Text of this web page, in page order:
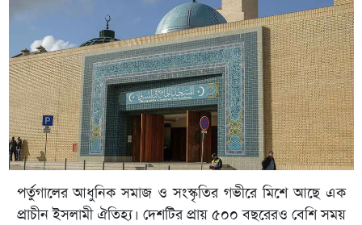
পর্তুগালের আধুনিক সমাজ ও সংস্কৃতির গভীরে মিশে আছে এক
প্রাচীন ইসলামী ঐতিহ্য। দেশটির প্রায় ৫০০ বছরেরও বেশি সময়